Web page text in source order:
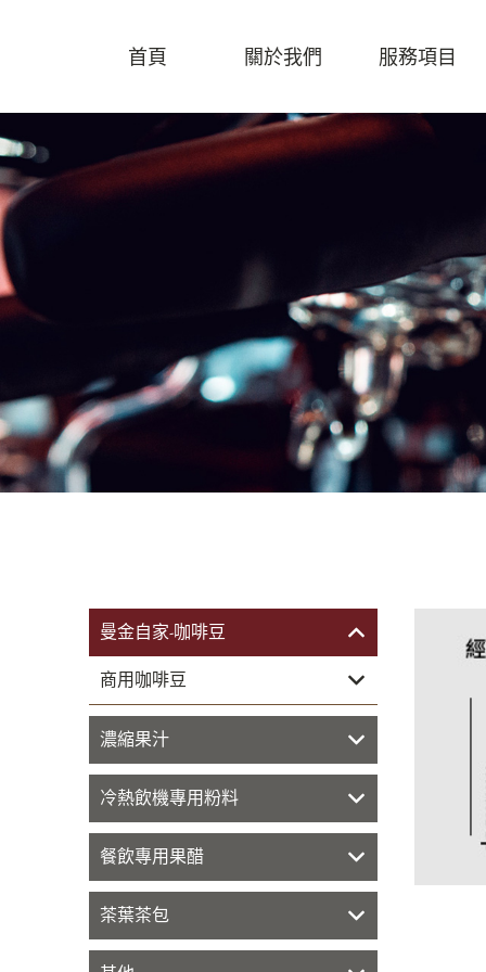
首頁 關於我們 服務項目
曼金自家-咖啡豆
商用咖啡豆
濃縮果汁
冷熱飲機專用粉料
餐飲專用果醋
茶葉茶包